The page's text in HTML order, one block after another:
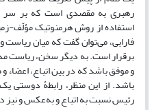
رهبری به مقصدی است که بر سر
استفاده از روش هرمنوتیک مؤلّف-
فارابی، می‌توان گفت که میان
برقرار است. به دیگر سخن، ریاست
و موفق باشد که در بین اتباع،
باشد. از این منظر، رابطۀ دوستی
رئیس نسبت به اتباع و به‌عکس و نیز